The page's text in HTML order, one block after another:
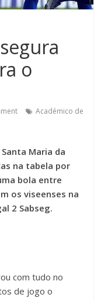
o
Académico de
Maria da
na tabela por
bola entre
os viseenses na
2 Sabseg.
com tudo no
de jogo o